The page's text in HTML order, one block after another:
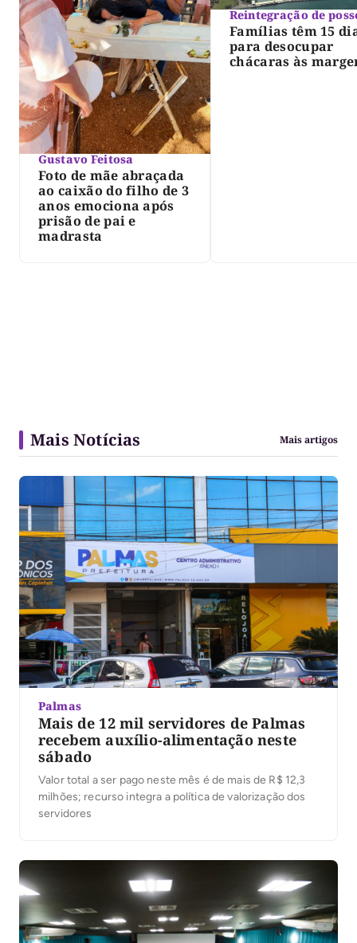
Gustavo Feitosa
Foto de mãe abraçada
ao caixão do filho de 3
anos emociona após
prisão de pai e
madrasta
Reintegração de
Famílias têm 15
para desocupar
chácaras às
Mais Notícias Mais artigos
Palmas
Mais de 12 mil servidores de Palmas
recebem auxílio-alimentação neste
sábado
Valor total a ser pago neste mês é de mais de R$ 12,3
milhões; recurso integra a política de valorização dos
servidores